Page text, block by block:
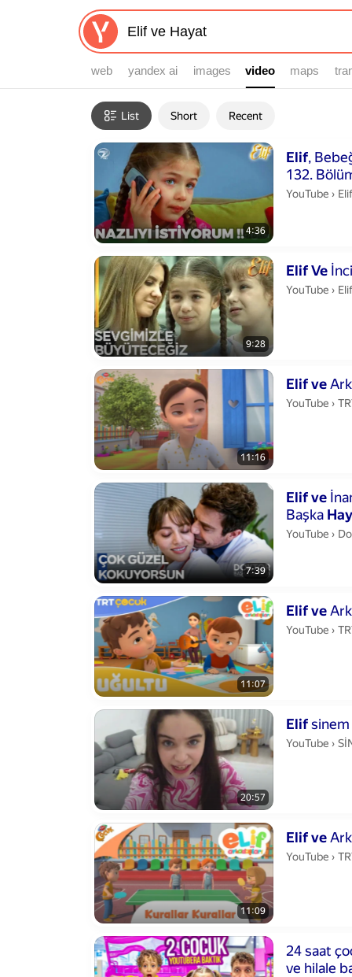
web yandex ai images video
video maps
Filters
List Short Recent
Search results
4:36
Elif,
132.
Duration 4
YouTube ›
9:28
ElifVe
Duration 9
YouTube ›
11:16
Elifve
Duration 11
YouTube ›
7:39
Elifve
Başka
Duration 7
YouTube ›
11:07
Elifve
Duration 11
YouTube ›
20:57
Elif
Duration 20
YouTube ›
11:09
Elifve
Duration 11
YouTube ›
24 saat çocuk
Duration 20